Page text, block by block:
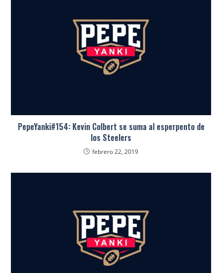
PepeYanki#154: Kevin Colbert se suma al esperpento de
los Steelers
febrero 22, 2019